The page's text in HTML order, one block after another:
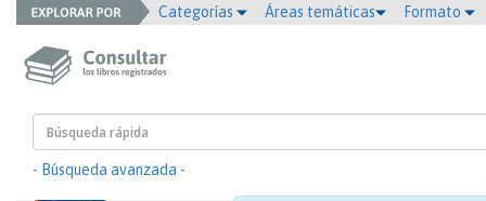
Categorías Áreas temáticas Formato
- Búsqueda avanzada -